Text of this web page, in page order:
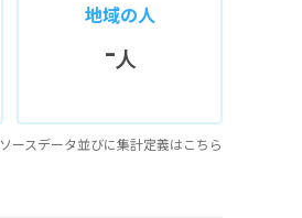
地域の人
-人
ソースデータ並びに集計定義はこちら